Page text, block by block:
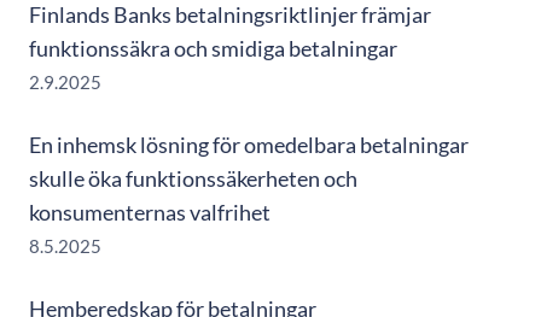
Finlands Banks betalningsriktlinjer främjar
funktionssäkra och smidiga betalningar
2.9.2025
En inhemsk lösning för omedelbara betalningar
skulle öka funktionssäkerheten och
konsumenternas valfrihet
8.5.2025
Hemberedskap för betalningar